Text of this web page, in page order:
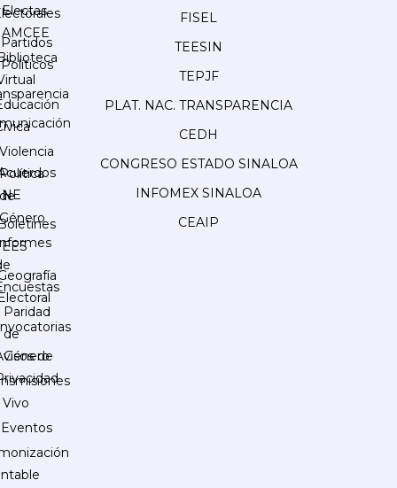
Partidos
Políticos
de
Electas
AMCEE
Violencia
Política
de
Género
Paridad
de
Género
Eventos
FISEL
TEESIN
TEPJF
PLAT. NAC. TRANSPARENCIA
CEDH
CONGRESO ESTADO SINALOA
INFOMEX SINALOA
CEAIP